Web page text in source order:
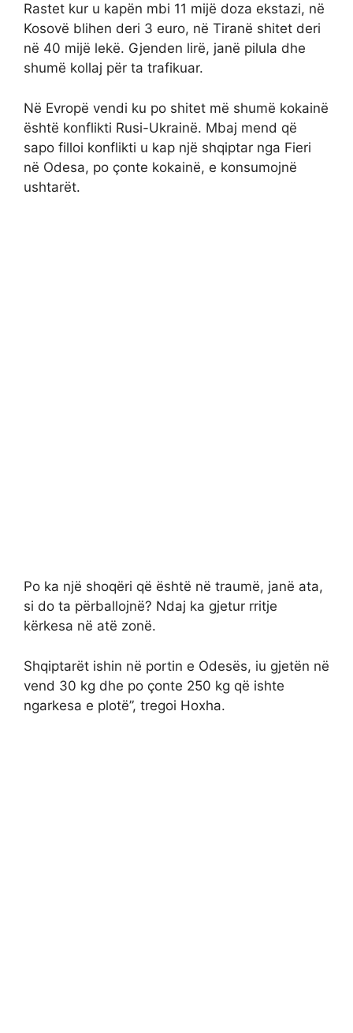
Rastet kur u kapën mbi 11 mijë doza ekstazi, në
Kosovë blihen deri 3 euro, në Tiranë shitet deri
në 40 mijë lekë. Gjenden lirë, janë pilula dhe
shumë kollaj për ta trafikuar.
Në Evropë vendi ku po shitet më shumë kokainë
është konflikti Rusi-Ukrainë. Mbaj mend që
sapo filloi konflikti u kap një shqiptar nga Fieri
në Odesa, po çonte kokainë, e konsumojnë
ushtarët.
Po ka një shoqëri që është në traumë, janë ata,
si do ta përballojnë? Ndaj ka gjetur rritje
kërkesa në atë zonë.
Shqiptarët ishin në portin e Odesës, iu gjetën në
vend 30 kg dhe po çonte 250 kg që ishte
ngarkesa e plotë”, tregoi Hoxha.